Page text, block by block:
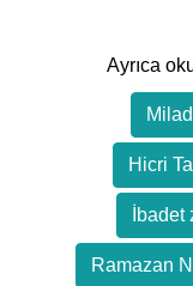
Ayrıca
Hicri
Ramazan